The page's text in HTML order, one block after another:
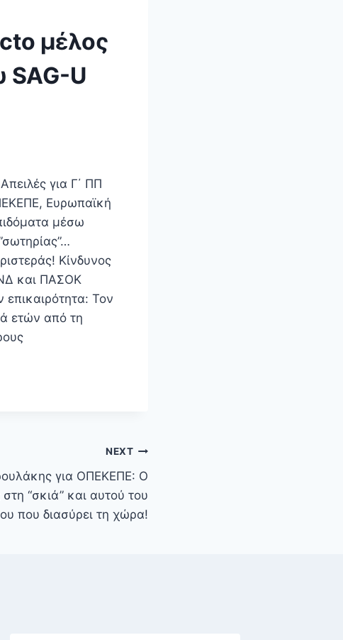
μέλος
SAG-U
για Γ΄ ΠΠ
Ευρωπαϊκή
μέσω
Κίνδυνος
και ΠΑΣΟΚ
Τον
ετών από τη
NEXT
για ΟΠΕΚΕΠΕ: Ο
“σκιά” και αυτού του
που διασύρει τη χώρα!